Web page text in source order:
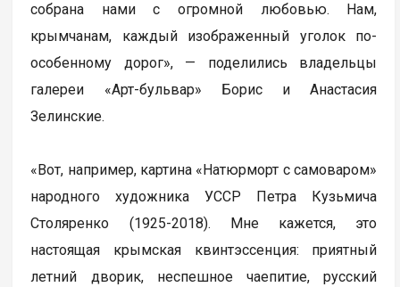
собрана нами с огромной любовью. Нам,
крымчанам, каждый изображенный уголок по-
особенному дорог», — поделились владельцы
галереи «Арт-бульвар» Борис и Анастасия
Зелинские.
«Вот, например, картина «Натюрморт с самоваром»
народного художника УССР Петра Кузьмича
Столяренко (1925-2018). Мне кажется, это
настоящая крымская квинтэссенция: приятный
летний дворик, неспешное чаепитие, русский